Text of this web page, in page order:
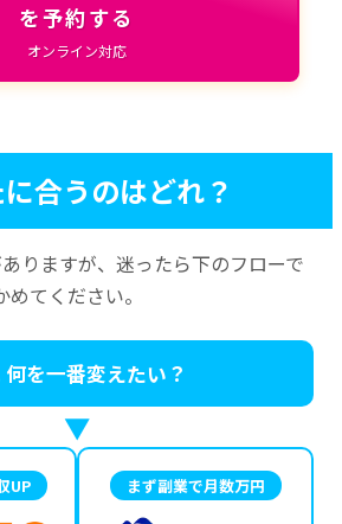
を予約する
オンライン対応
合うのはどれ？
りますが、迷ったら下のフローで
てください。
何を一番変えたい？
▼
UP まず副業で月数万円